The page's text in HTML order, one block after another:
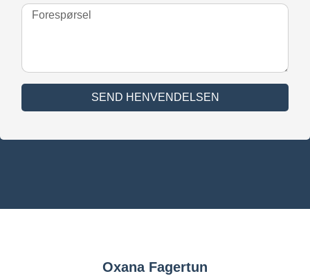
SEND HENVENDELSEN
Oxana Fagertun